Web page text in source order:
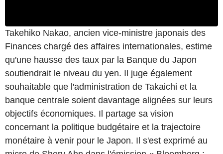
Takehiko Nakao, ancien vice-ministre japonais des
Finances chargé des affaires internationales, estime
qu'une hausse des taux par la Banque du Japon
soutiendrait le niveau du yen. Il juge également
souhaitable que l'administration de Takaichi et la
banque centrale soient davantage alignées sur leurs
objectifs économiques. Il partage sa vision
concernant la politique budgétaire et la trajectoire
monétaire à venir pour le Japon. Il s'est exprimé au